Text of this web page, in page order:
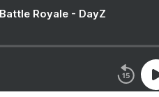
Royale - DayZ